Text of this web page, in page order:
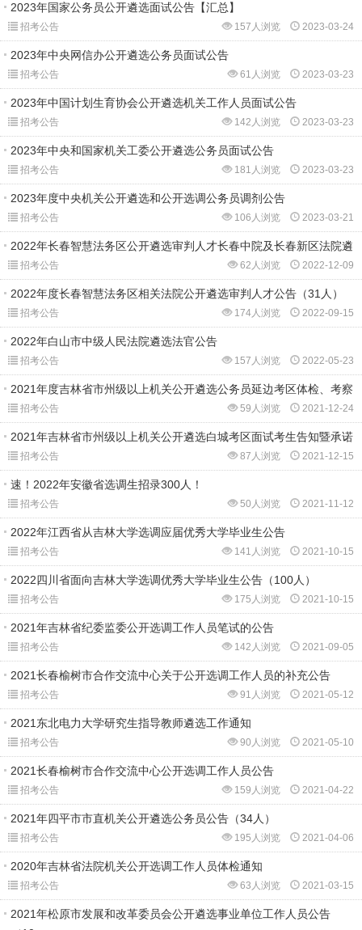
2023年国家公务员公开遴选面试公告【汇总】
招考公告 2023-03-24
157人浏览
2023年中央网信办公开遴选公务员面试公告
招考公告 2023-03-23
61人浏览
2023年中国计划生育协会公开遴选机关工作人员面试公告
招考公告 2023-03-23
142人浏览
2023年中央和国家机关工委公开遴选公务员面试公告
招考公告 2023-03-23
181人浏览
2023年度中央机关公开遴选和公开选调公务员调剂公告
招考公告 2023-03-21
106人浏览
2022年长春智慧法务区公开遴选审判人才长春中院及长春新区法院遴
招考公告 2022-12-09
62人浏览
2022年度长春智慧法务区相关法院公开遴选审判人才公告（31人）
招考公告 2022-09-15
174人浏览
2022年白山市中级人民法院遴选法官公告
招考公告 2022-05-23
157人浏览
2021年度吉林省市州级以上机关公开遴选公务员延边考区体检、考察
招考公告 2021-12-24
59人浏览
2021年吉林省市州级以上机关公开遴选白城考区面试考生告知暨承诺
招考公告 2021-12-15
87人浏览
速！2022年安徽省选调生招录300人！
招考公告 2021-11-12
50人浏览
2022年江西省从吉林大学选调应届优秀大学毕业生公告
招考公告 2021-10-15
141人浏览
2022四川省面向吉林大学选调优秀大学毕业生公告（100人）
招考公告 2021-10-15
175人浏览
2021年吉林省纪委监委公开选调工作人员笔试的公告
招考公告 2021-09-05
142人浏览
2021长春榆树市合作交流中心关于公开选调工作人员的补充公告
招考公告 2021-05-12
91人浏览
2021东北电力大学研究生指导教师遴选工作通知
招考公告 2021-05-10
90人浏览
2021长春榆树市合作交流中心公开选调工作人员公告
招考公告 2021-04-22
159人浏览
2021年四平市市直机关公开遴选公务员公告（34人）
招考公告 2021-04-06
195人浏览
2020年吉林省法院机关公开选调工作人员体检通知
招考公告 2021-03-15
63人浏览
2021年松原市发展和改革委员会公开遴选事业单位工作人员公告